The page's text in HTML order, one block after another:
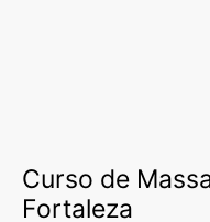
Curso de
Fortaleza